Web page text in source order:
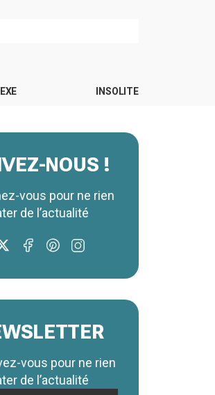
INSOLITE
NOUS !
vous pour ne rien
de l’actualité
vous pour ne rien
de l’actualité